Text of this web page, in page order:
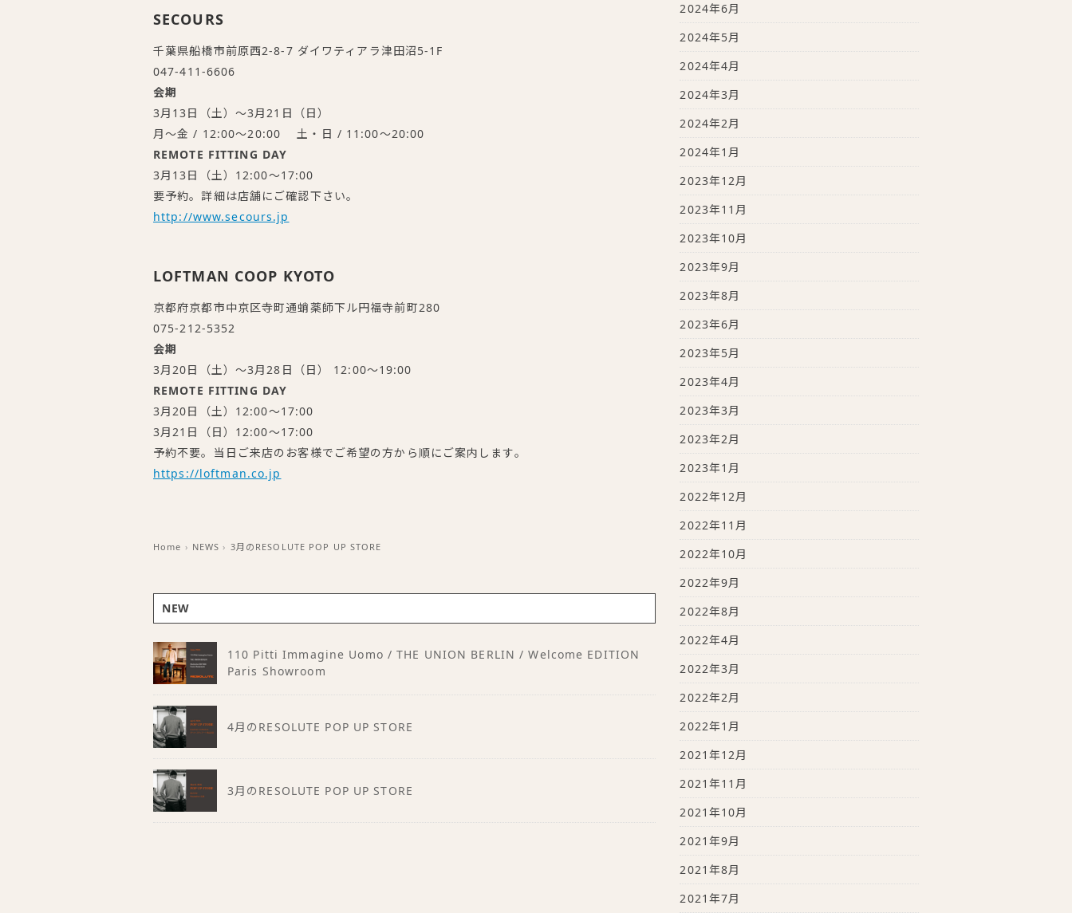
SECOURS
千葉県船橋市前原西2-8-7 ダイワティアラ津田沼5-1F
047-411-6606
会期
3月13日（土）～3月21日（日）
月～金 / 12:00～20:00 土・日 / 11:00～20:00
REMOTE FITTING DAY
3月13日（土）12:00～17:00
要予約。詳細は店舗にご確認下さい。
http://www.secours.jp
LOFTMAN COOP KYOTO
京都府京都市中京区寺町通蛸薬師下ル円福寺前町280
075-212-5352
会期
3月20日（土）～3月28日（日） 12:00～19:00
REMOTE FITTING DAY
3月20日（土）12:00～17:00
3月21日（日）12:00～17:00
予約不要。当日ご来店のお客様でご希望の方から順にご案内します。
https://loftman.co.jp
Home › NEWS › 3月のRESOLUTE POP UP STORE
NEW
110 Pitti Immagine Uomo / THE UNION BERLIN / Welcome EDITION
Paris Showroom
4月のRESOLUTE POP UP STORE
3月のRESOLUTE POP UP STORE
2024年6月
2024年5月
2024年4月
2024年3月
2024年2月
2024年1月
2023年12月
2023年11月
2023年10月
2023年9月
2023年8月
2023年6月
2023年5月
2023年4月
2023年3月
2023年2月
2023年1月
2022年12月
2022年11月
2022年10月
2022年9月
2022年8月
2022年4月
2022年3月
2022年2月
2022年1月
2021年12月
2021年11月
2021年10月
2021年9月
2021年8月
2021年7月